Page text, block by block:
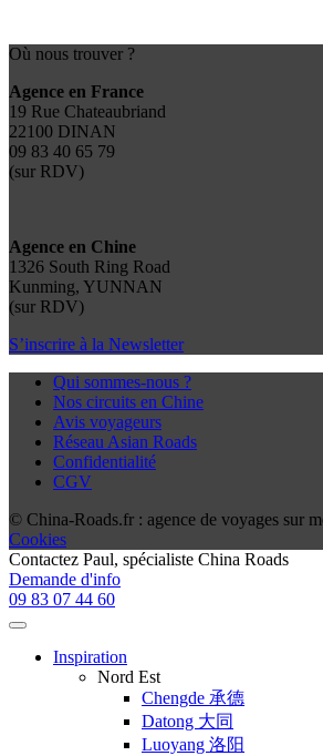
Où nous trouver ?
Agence en France
19 Rue Chateaubriand
22100 DINAN
09 83 40 65 79
(sur RDV)
Agence en Chine
1326 South Ring Road
Kunming, YUNNAN
(sur RDV)
S’inscrire à la Newsletter
Qui sommes-nous ?
Nos circuits en Chine
Avis voyageurs
Réseau Asian Roads
Confidentialité
CGV
© China-Roads.fr : agence de voyages sur
Cookies
Contactez Paul, spécialiste China Roads
Demande d'info
09 83 07 44 60
Inspiration
Nord Est
Chengde 承德
Datong 大同
Luoyang 洛阳